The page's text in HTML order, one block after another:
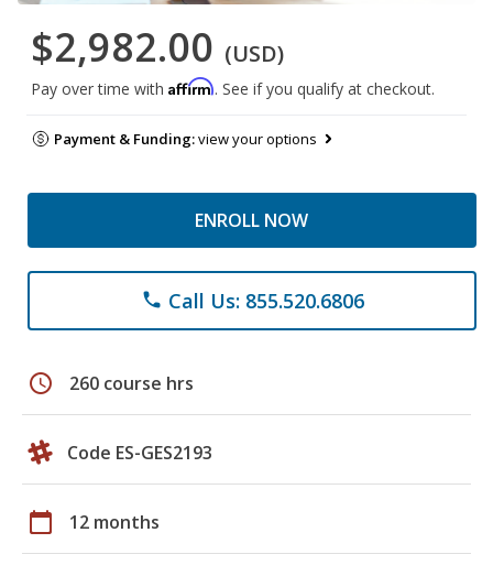
$2,982.00 (USD)
Pay over time with Affirm. See if you qualify at checkout.
Payment & Funding:view your options
ENROLL NOW
phone Call Us: 855.520.6806
schedule 260 course hrs
Code ES-GES2193
calendar_today 12 months